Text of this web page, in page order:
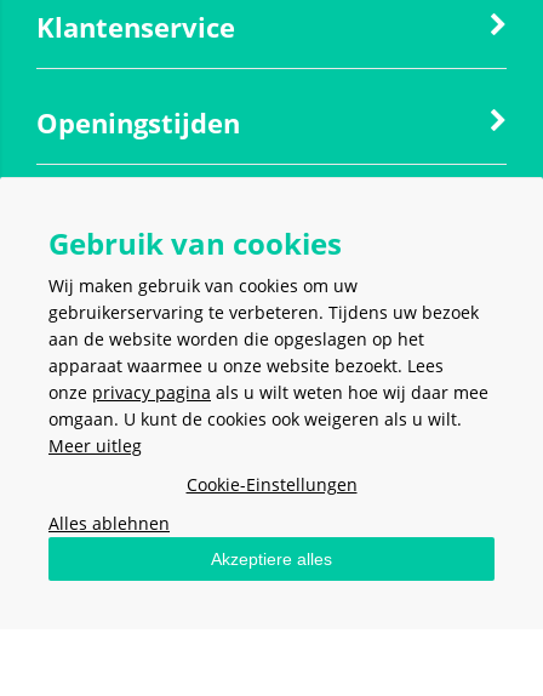
Klantenservice
Openingstijden
Social media
VEILIG EN MAKKELIJK
Gebruik van cookies
Wij maken gebruik van cookies om uw
gebruikerservaring te verbeteren. Tijdens uw bezoek
aan de website worden die opgeslagen op het
apparaat waarmee u onze website bezoekt. Lees
onze privacy pagina als u wilt weten hoe wij daar mee
omgaan. U kunt de cookies ook weigeren als u wilt.
Meer uitleg
Cookie-Einstellungen
Alles ablehnen
Akzeptiere alles